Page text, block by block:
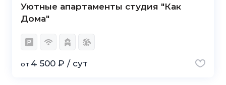
Уютные апартаменты студия "Как
Дома"
от 4 500 ₽ / сут